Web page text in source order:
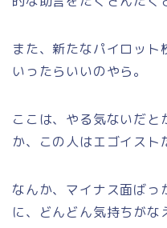
また、新たなパイロット
いったらいいのやら。
ここは、やる気ないだと
か、この人はエゴイスト
なんか、マイナス面ばっ
に、どんどん気持ちがな